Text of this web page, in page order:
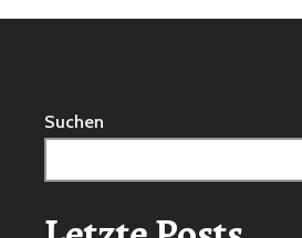
Suchen